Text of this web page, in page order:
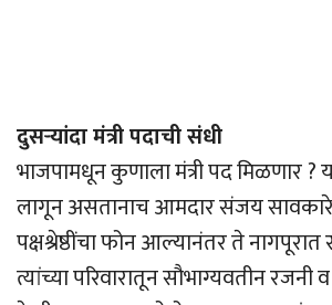
दुसर्‍यांदा मंत्री पदाची संधी
भाजपामधून कुणाला मंत्री पद मिळणार ?
लागून असतानाच आमदार संजय सावकारे
पक्षश्रेष्ठींचा फोन आल्यानंतर ते नागपूरात
त्यांच्या परिवारातून सौभाग्यवतीन रजनी